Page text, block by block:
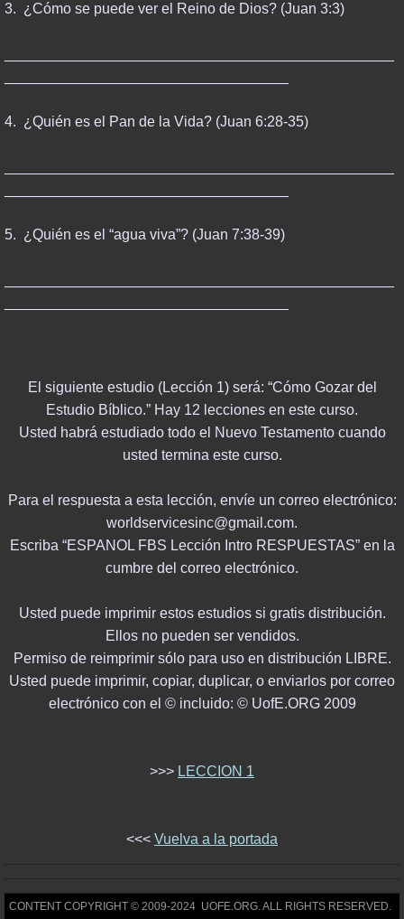
3. ¿Cómo se puede ver el Reino de Dios? (Juan 3:3)
4. ¿Quién es el Pan de la Vida? (Juan 6:28-35)
5. ¿Quién es el “agua viva”? (Juan 7:38-39)
El siguiente estudio (Lección 1) será: “Cómo Gozar del
Estudio Bíblico.” Hay 12 lecciones en este curso.
Usted habrá estudiado todo el Nuevo Testamento cuando
usted termina este curso.
Para el respuesta a esta lección, envíe un correo electrónico:
worldservicesinc@gmail.com.
Escriba “ESPANOL FBS Lección Intro RESPUESTAS” en la
cumbre del correo electrónico.
Usted puede imprimir estos estudios si gratis distribución.
Ellos no pueden ser vendidos.
Permiso de reimprimir sólo para uso en distribución LIBRE.
Usted puede imprimir, copiar, duplicar, o enviarlos por correo
electrónico con el © incluido: © UofE.ORG 2009
>>> LECCION 1
<<< Vuelva a la portada
CONTENT COPYRIGHT © 2009-2024 UOFE.ORG. ALL RIGHTS RESERVED.